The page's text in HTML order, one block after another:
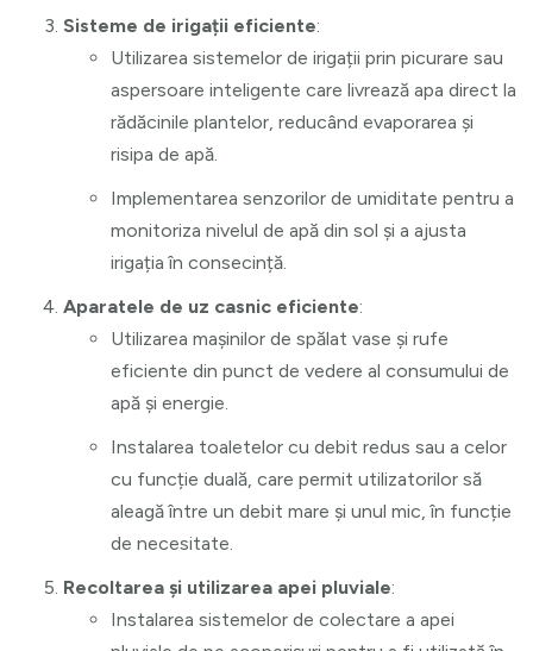
Sisteme de irigații eficiente:
Utilizarea sistemelor de irigații prin picurare sau
aspersoare inteligente care livrează apa direct la
rădăcinile plantelor, reducând evaporarea și
risipa de apă.
Implementarea senzorilor de umiditate pentru a
monitoriza nivelul de apă din sol și a ajusta
irigația în consecință.
Aparatele de uz casnic eficiente:
Utilizarea mașinilor de spălat vase și rufe
eficiente din punct de vedere al consumului de
apă și energie.
Instalarea toaletelor cu debit redus sau a celor
cu funcție duală, care permit utilizatorilor să
aleagă între un debit mare și unul mic, în funcție
de necesitate.
Recoltarea și utilizarea apei pluviale:
Instalarea sistemelor de colectare a apei